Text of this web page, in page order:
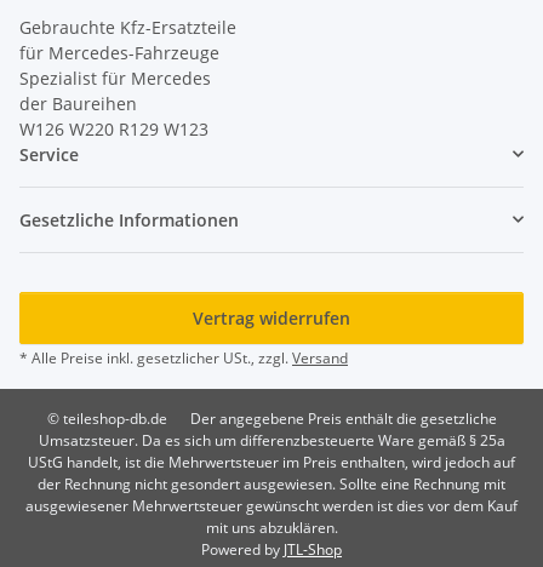
Gebrauchte Kfz-Ersatzteile
für Mercedes-Fahrzeuge
Spezialist für Mercedes
der Baureihen
W126 W220 R129 W123
Service
Gesetzliche Informationen
Vertrag widerrufen
* Alle Preise inkl. gesetzlicher USt., zzgl.Versand
© teileshop-db.de
Der angegebene Preis enthält die gesetzliche
Umsatzsteuer. Da es sich um differenzbesteuerte Ware gemäß § 25a
UStG handelt, ist die Mehrwertsteuer im Preis enthalten, wird jedoch auf
der Rechnung nicht gesondert ausgewiesen. Sollte eine Rechnung mit
ausgewiesener Mehrwertsteuer gewünscht werden ist dies vor dem Kauf
mit uns abzuklären.
Powered by JTL-Shop